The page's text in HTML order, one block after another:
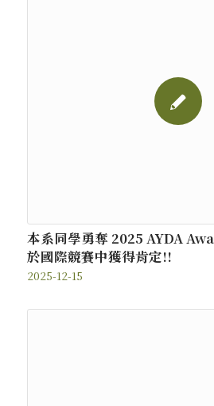
本系同學勇奪 2025 AYDA
於國際競賽中獲得肯定!!
2025-12-15